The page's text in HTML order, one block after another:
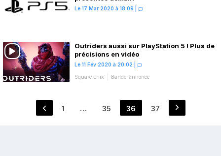
Le 17 Mar 2020 à 18:09
Outriders aussi sur PlayStation 5 ! Plus de
précisions en vidéo
Le 11 Fév 2020 à 20:02
Square Enix Bande-annonce
Pagination
Page
1 … Page
35 Page
36 Page
37